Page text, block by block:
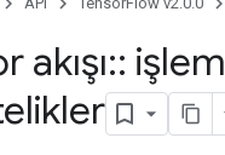
akışı:: işlem